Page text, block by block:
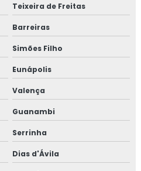
Teixeira de Freitas
Barreiras
Simões Filho
Eunápolis
Valença
Guanambi
Serrinha
Dias d'Ávila